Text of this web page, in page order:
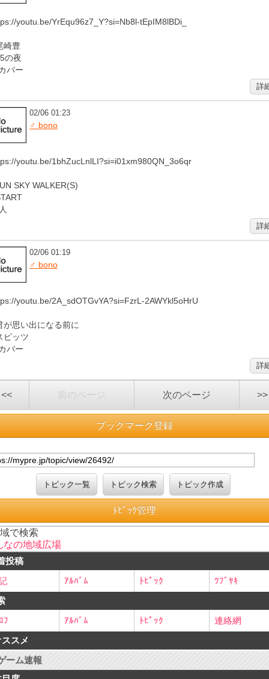
youtu.be/YrEqu96z7_Y?si=Nb8l-tEpIM8lBDi_
崎豊
の夜
バー
詳
02/06 01:23
♂ bono
youtu.be/1bhZucLnlLI?si=i01xm980QN_3o6qr
SKY WALKER(S)
詳
02/06 01:19
♂ bono
youtu.be/2A_sdOTGvYA?si=FzrL-2AWYkl5oHrU
が思い出になる前に
ピッツ
バー
詳
<< 前のページ 次のページ >>
ブックマーク登録
トピック一覧 トピック検索 トピック作成
ﾄﾋﾟｯｸ管理
で検索
なの地域広場
投稿
ｱﾙﾊﾞﾑ ﾄﾋﾟｯｸ
ﾂﾌﾞﾔｷ
ﾌ
ｱﾙﾊﾞﾑ ﾄﾋﾟｯｸ
連絡網
スメ
ーム速報